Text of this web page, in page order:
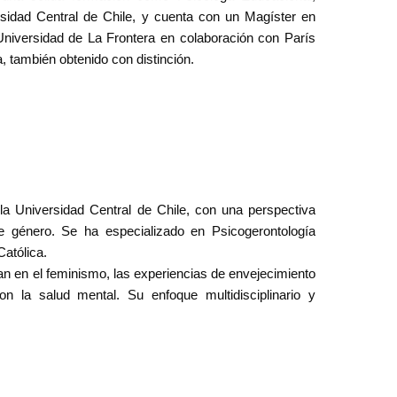
Central de Chile, y cuenta con un Magíster en
de La Frontera en colaboración con París
también obtenido con distinción.
la evaluación psicopedagógica, el estudio del
de evaluación pedagógica.
en congresos internacionales y nacionales como
de la Literatura, Educación y Género. Su enfoque
amplia en el ámbito de la investigación y de la
Universidad Central de Chile, con una perspectiva
Se ha especializado en Psicogerontología
en el feminismo, las experiencias de envejecimiento
la salud mental. Su enfoque multidisciplinario y
fundamentales en su práctica profesional y